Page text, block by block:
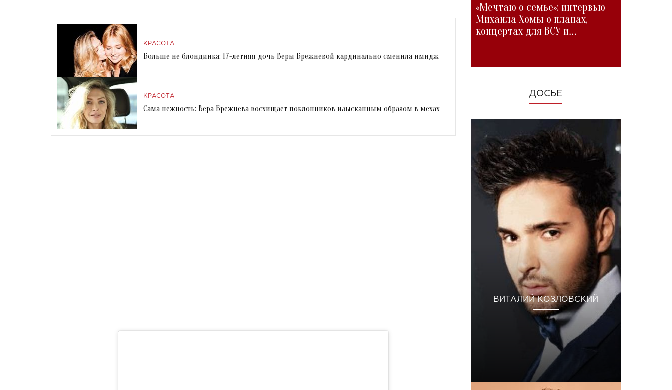
КРАСОТА
Больше не блондинка: 17-летняя дочь Веры Брежневой кардинально сменила имидж
КРАСОТА
Сама нежность: Вера Брежнева восхищает поклонников изысканным образом в мехах
«Мечтаю о семье»: интервью
Михаила Хомы о планах,
концертах для ВСУ и
ДОСЬЕ
ВИТАЛИЙ КОЗЛОВСКИЙ